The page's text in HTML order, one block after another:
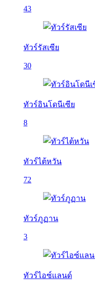
43
ทัวร์รัสเซีย
30
ทัวร์อินโดนีเซีย
8
ทัวร์ไต้หวัน
72
ทัวร์ภูฏาน
3
ทัวร์ไอซ์แลนด์